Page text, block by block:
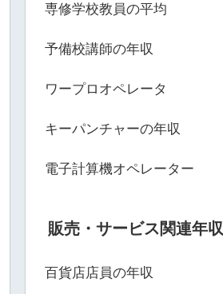
専修学校教員の平均
予備校講師の年収
ワープロオペレータ
キーパンチャーの年収
電子計算機オペレーター
販売・サービス関連年収
百貨店店員の年収